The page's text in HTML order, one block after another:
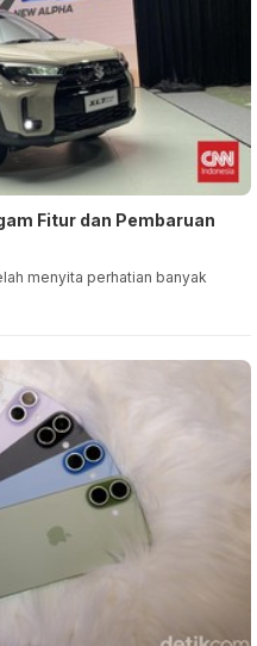
Fitur dan Pembaruan
menyita perhatian banyak